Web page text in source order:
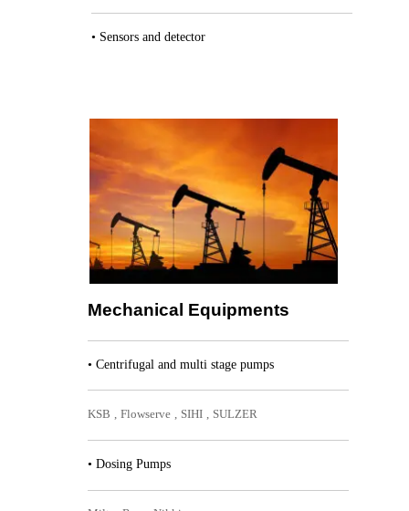
• Sensors and detector
Mechanical Equipments​​​​​​​
• Centrifugal and multi stage pumps​​​​​​​
• Dosing Pumps
KSB , Flowserve , SIHI , SULZER​​​​​​​